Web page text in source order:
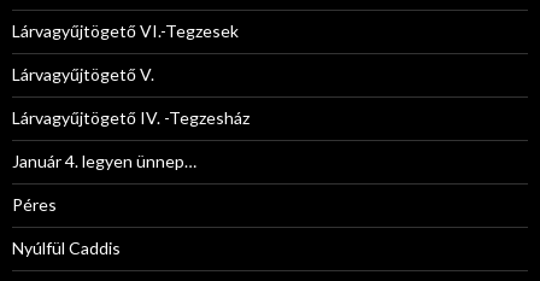
Lárvagyűjtögető VI.-Tegzesek
Lárvagyűjtögető V.
Lárvagyűjtögető IV. -Tegzesház
Január 4. legyen ünnep…
Péres
Nyúlfül Caddis